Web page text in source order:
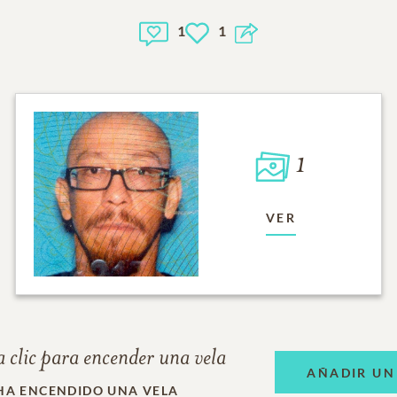
1 1
1
VER
clic para encender una vela
ENCENDIDO UNA VELA
AÑADIR UN